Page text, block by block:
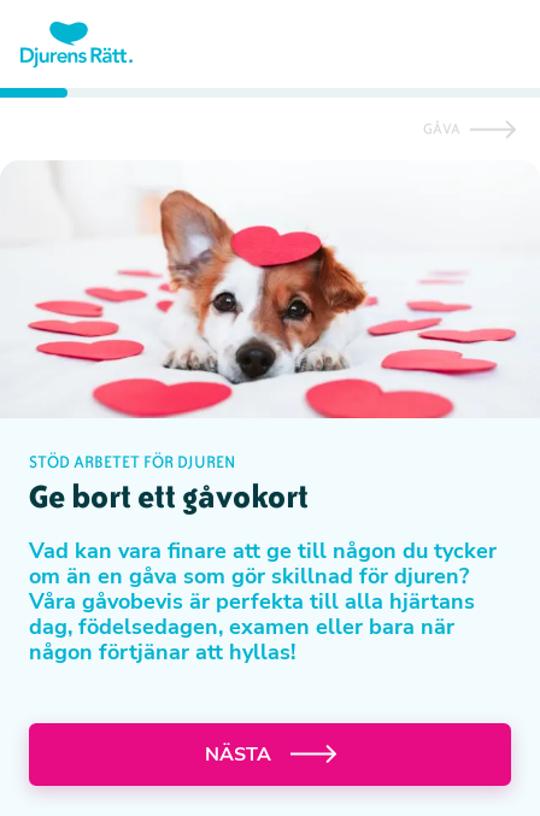
GÅVA
STÖD ARBETET FÖR DJUREN
Ge bort ett gåvokort
Vad kan vara finare att ge till någon du tycker
om än en gåva som gör skillnad för djuren?
Våra gåvobevis är perfekta till alla hjärtans
dag, födelsedagen, examen eller bara när
någon förtjänar att hyllas!
NÄSTA